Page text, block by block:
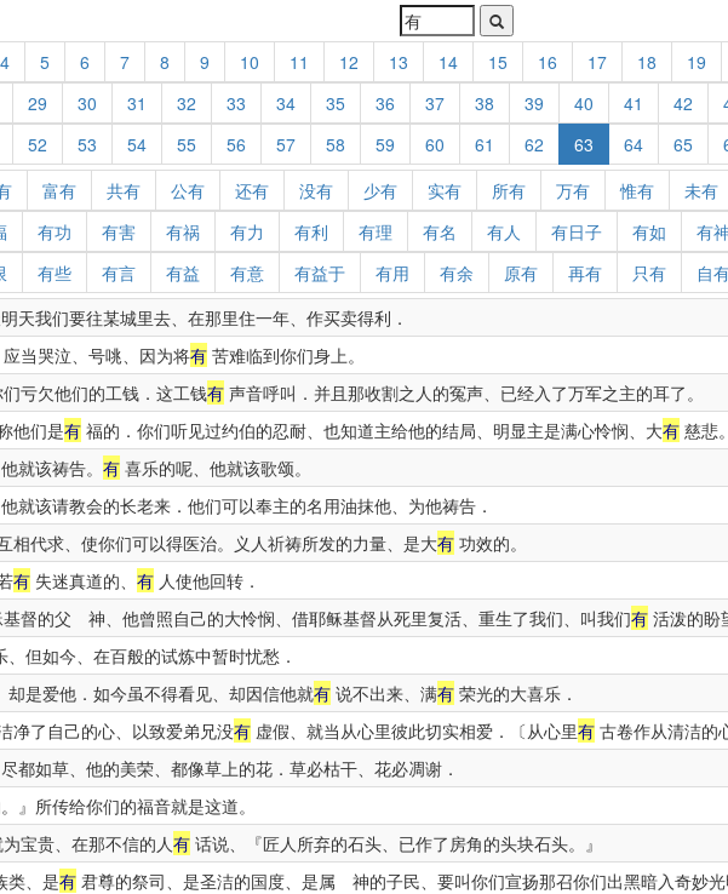
4 5 6 7 8 9 10 11 12 13 14 15 16 17 18 19
29 30 31 32 33 34 35 36 37 38 39 40 41 42
52 53 54 55 56 57 58 59 60 61 62 63 64 65
富有 共有 公有 还有 没有 少有 实有 所有 万有 惟有 未有
有功 有害 有祸 有力 有利 有理 有名 有人 有日子 有如 有神
有些 有言 有益 有意 有益于 有用 有余 原有 再有 只有 自
天我们要往某城里去、在那里住一年、作买卖得利．
当哭泣、号咷、因为将有 苦难临到你们身上。
亏欠他们的工钱．这工钱有 声音呼叫．并且那收割之人的冤声、已经入了万军之主的耳了。
他们是有 福的．你们听见过约伯的忍耐、也知道主给他的结局、明显主是满心怜悯、大有 慈悲。
就该祷告。 有 喜乐的呢、他就该歌颂。
就该请教会的长老来．他们可以奉主的名用油抹他、为他祷告．
相代求、使你们可以得医治。义人祈祷所发的力量、是大有 功效的。
有 失迷真道的、 有 人使他回转．
督的父 神、他曾照自己的大怜悯、借耶稣基督从死里复活、重生了我们、叫我们有 活泼的盼
、但如今、在百般的试炼中暂时忧愁．
却是爱他．如今虽不得看见、却因信他就有 说不出来、满有 荣光的大喜乐．
净了自己的心、以致爱弟兄没有 虚假、就当从心里彼此切实相爱．〔从心里有 古卷作从清洁的
都如草、他的美荣、都像草上的花．草必枯干、花必凋谢．
』所传给你们的福音就是这道。
宝贵、在那不信的人有 话说、『匠人所弃的石头、已作了房角的头块石头。』
类、是有 君尊的祭司、是圣洁的国度、是属 神的子民、要叫你们宣扬那召你们出黑暗入奇妙光